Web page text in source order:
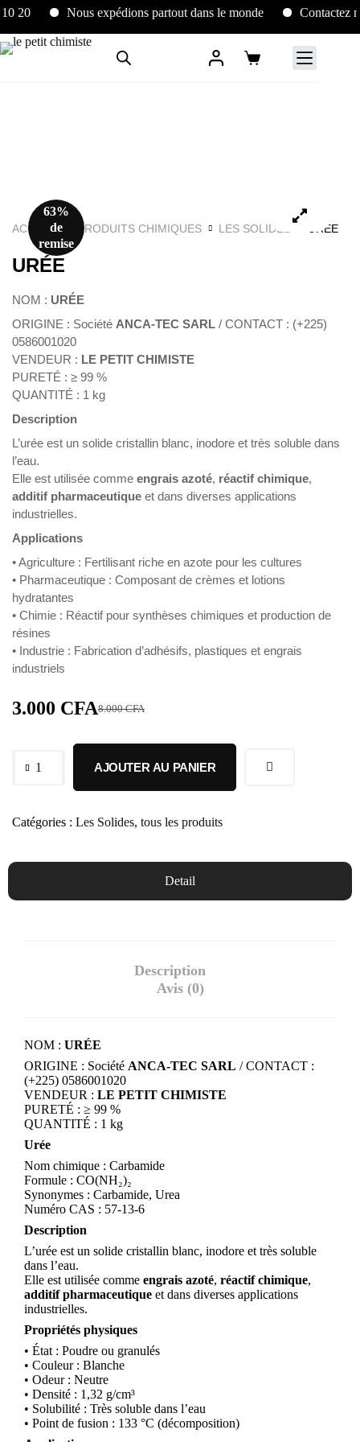
Nous expédions partout dans le monde Contactez
63%
de
remise
ACCUEIL PRODUITS CHIMIQUES LES SOLIDES URÉE
URÉE
NOM : URÉE
ORIGINE : Société ANCA-TEC SARL / CONTACT : (+225)
0586001020
VENDEUR : LE PETIT CHIMISTE
PURETÉ : ≥ 99 %
QUANTITÉ : 1 kg
Description
L’urée est un solide cristallin blanc, inodore et très soluble dans
l’eau.
Elle est utilisée comme engrais azoté, réactif chimique,
additif pharmaceutique et dans diverses applications
industrielles.
Applications
• Agriculture : Fertilisant riche en azote pour les cultures
• Pharmaceutique : Composant de crèmes et lotions
hydratantes
• Chimie : Réactif pour synthèses chimiques et production de
résines
• Industrie : Fabrication d’adhésifs, plastiques et engrais
industriels
8.000CFA
3.000 CFA
AJOUTER AU PANIER
Catégories : Les Solides, tous les produits
Detail
Description
Avis (0)
NOM : URÉE
ORIGINE : Société ANCA-TEC SARL / CONTACT :
(+225) 0586001020
VENDEUR : LE PETIT CHIMISTE
PURETÉ : ≥ 99 %
QUANTITÉ : 1 kg
Urée
Nom chimique : Carbamide
Formule : CO(NH₂)₂
Synonymes : Carbamide, Urea
Numéro CAS : 57-13-6
Description
L’urée est un solide cristallin blanc, inodore et très soluble
dans l’eau.
Elle est utilisée comme engrais azoté, réactif chimique,
additif pharmaceutique et dans diverses applications
industrielles.
Propriétés physiques
• État : Poudre ou granulés
• Couleur : Blanche
• Odeur : Neutre
• Densité : 1,32 g/cm³
• Solubilité : Très soluble dans l’eau
• Point de fusion : 133 °C (décomposition)